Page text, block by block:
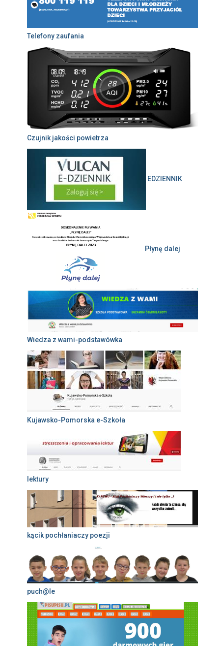
Telefony zaufania
Czujnik jakości powietrza
EDZIENNIK
Płynę dalej
Wiedza z wami-podstawówka
Kujawsko-Pomorska e-Szkoła
lektury
kącik pochłaniaczy poezji
puch@le